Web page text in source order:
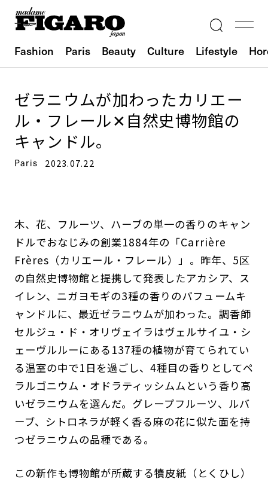
Fashion Paris Beauty Culture Lifestyle
ゼラニウムが加わったカリエー
ル・フレール✕自然史博物館の
キャンドル。
Paris 2023.07.22
木、花、フルーツ、ハーブの単一の香りのキャン
ドルでおなじみの創業1884年の「Carrière
Frères（カリエール・フレール）」。昨年、5区
の自然史博物館と提携して発表したアカシア、ス
イレン、ニガヨモギの3種の香りのパフュームキ
ャンドルに、最近ゼラニウムが加わった。調香師
セルジュ・ド・オリヴェイラはヴェルサイユ・シ
ェーヴルルーにある137種の植物が育てられてい
る温室の中で1日を過ごし、4種目の香りとしてペ
ラルゴニウム・オドラティッシムムという香り高
いゼラニウムを選んだ。グレープフルーツ、ルバ
ーブ、シトロネラが軽く香る麻の花に似た面を持
つゼラニウムの品種である。
この新作も博物館が所蔵する犢皮紙（とくひし）